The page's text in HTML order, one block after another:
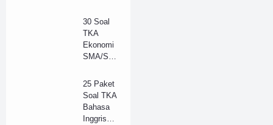
30 Soal
TKA
Ekonomi
SMA/SM
2025 dan
Kunci
Jawaban
(B)
25 Paket
Soal TKA
Bahasa
Inggris